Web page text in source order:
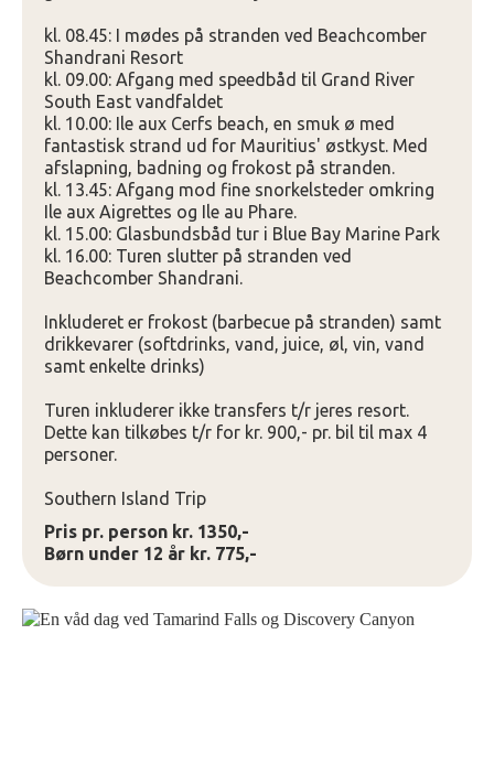
kl. 08.45: I mødes på stranden ved Beachcomber
Shandrani Resort
kl. 09.00: Afgang med speedbåd til Grand River
South East vandfaldet
kl. 10.00: Ile aux Cerfs beach, en smuk ø med
fantastisk strand ud for Mauritius' østkyst. Med
afslapning, badning og frokost på stranden.
kl. 13.45: Afgang mod fine snorkelsteder omkring
Ile aux Aigrettes og Ile au Phare.
kl. 15.00: Glasbundsbåd tur i Blue Bay Marine Park
kl. 16.00: Turen slutter på stranden ved
Beachcomber Shandrani.
Inkluderet er frokost (barbecue på stranden) samt
drikkevarer (softdrinks, vand, juice, øl, vin, vand
samt enkelte drinks)
Turen inkluderer ikke transfers t/r jeres resort.
Dette kan tilkøbes t/r for kr. 900,- pr. bil til max 4
personer.
Southern Island Trip
Pris pr. person kr. 1350,-
Børn under 12 år kr. 775,-